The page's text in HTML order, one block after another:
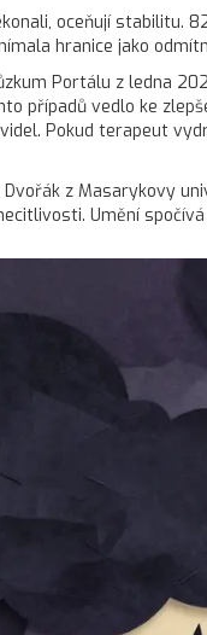
oceňují stabilitu.
hranice jako
Portálu z ledna
případů vedlo ke
Pokud terapeut
Dvořák z Masarykovy
Umění